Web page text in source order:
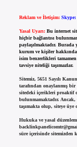
Reklam ve İletişim: Skype:
Yasal Uyarı: Bu internet
hiçbir bağlantısı
paylaşılmaktadır. Burada
kurum ve kişiler hakkında
isim benzerlikleri
tavsiye niteliği taşımazlar.
Sitemiz, 5651 Sayılı
tarafından onaylanmış bir
sitedeki içerikleri proaktif
bulunmamaktadır.
taşımakta olup, siteye
Hukuka ve yasal
süre içerisinde sitemizden